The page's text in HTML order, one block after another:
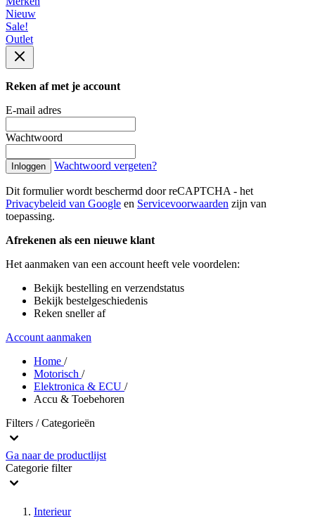
Nieuw
Sale!
Outlet
Reken af met je account
E-mail adres
Wachtwoord
Inloggen Wachtwoord vergeten?
Dit formulier wordt beschermd door reCAPTCHA - het
Privacybeleid van Google en Servicevoorwaarden zijn van
toepassing.
Afrekenen als een nieuwe klant
Het aanmaken van een account heeft vele voordelen:
Bekijk bestelling en verzendstatus
Bekijk bestelgeschiedenis
Reken sneller af
Account aanmaken
Home /
Motorisch /
Elektronica & ECU /
Accu & Toebehoren
Filters / Categorieën
Ga naar de productlijst
Categorie filter
Interieur